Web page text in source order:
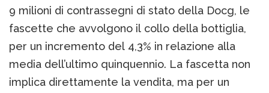
9 milioni di contrassegni di stato della Docg, le
fascette che avvolgono il collo della bottiglia,
per un incremento del 4,3% in relazione alla
media dell’ultimo quinquennio. La fascetta non
implica direttamente la vendita, ma per un